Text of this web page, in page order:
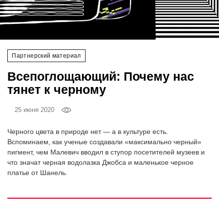
Партнерский материал
Всепоглощающий: Почему нас
тянет к черному
25 июня 2020
Черного цвета в природе нет — а в культуре есть.
Вспоминаем, как ученые создавали «максимально черный»
пигмент, чем Малевич вводил в ступор посетителей музеев и
что значат черная водолазка Джобса и маленькое черное
платье от Шанель.